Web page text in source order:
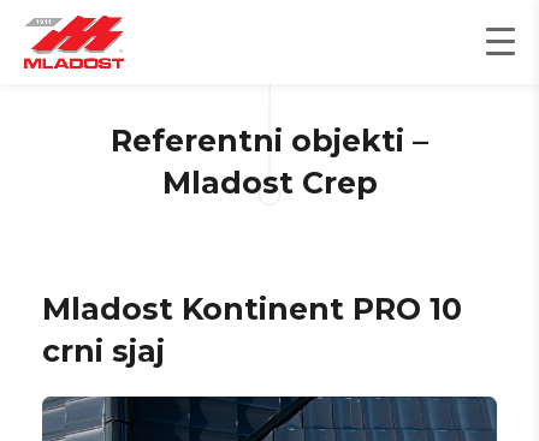
Пређи
садржај
Referentni objekti –
Mladost Crep
Mladost Kontinent PRO 10
crni sjaj